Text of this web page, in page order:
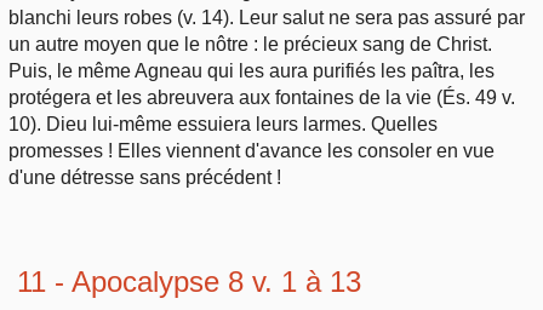
blanchi leurs robes (v. 14). Leur salut ne sera pas assuré par
un autre moyen que le nôtre : le précieux sang de Christ.
Puis, le même Agneau qui les aura purifiés les paîtra, les
protégera et les abreuvera aux fontaines de la vie (És. 49 v.
10). Dieu lui-même essuiera leurs larmes. Quelles
promesses ! Elles viennent d'avance les consoler en vue
d'une détresse sans précédent !
11 - Apocalypse 8 v. 1 à 13